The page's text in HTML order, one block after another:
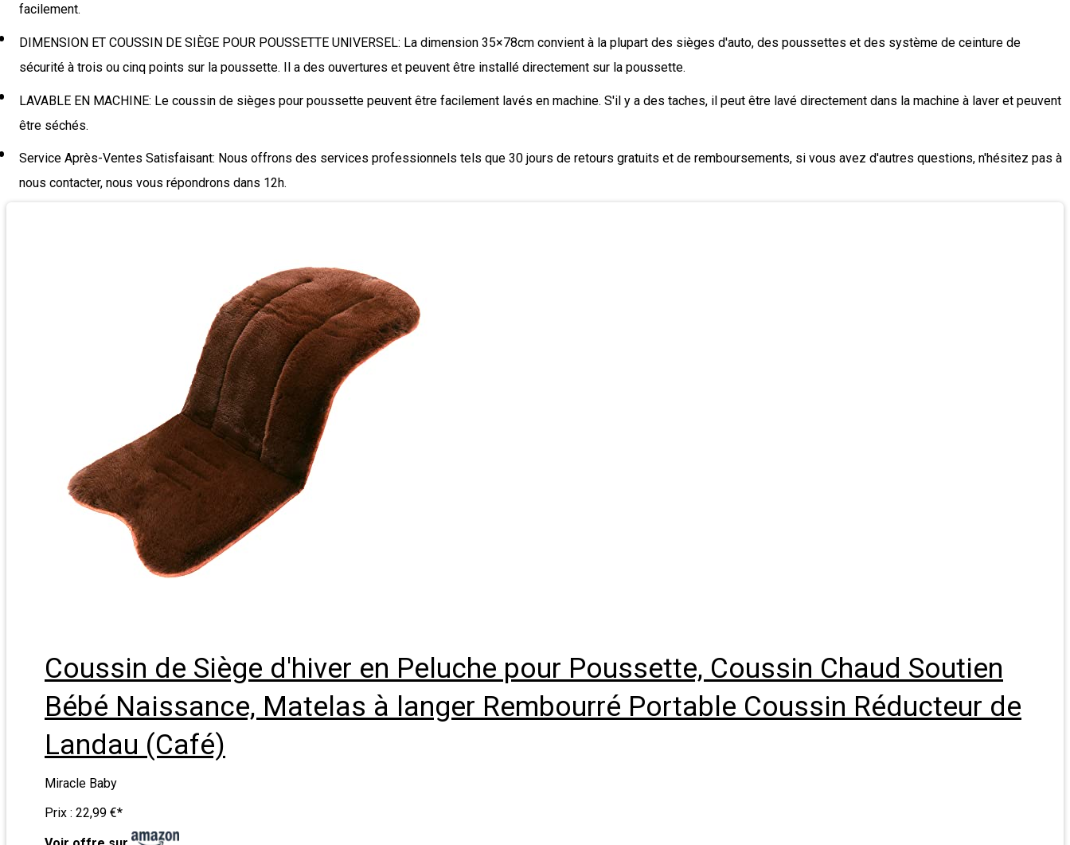
facilement.
DIMENSION ET COUSSIN DE SIÈGE POUR POUSSETTE UNIVERSEL: La dimension 35×78cm convient à la plupart des sièges d'auto, des poussettes et des système de ceinture de
sécurité à trois ou cinq points sur la poussette. Il a des ouvertures et peuvent être installé directement sur la poussette.
LAVABLE EN MACHINE: Le coussin de sièges pour poussette peuvent être facilement lavés en machine. S'il y a des taches, il peut être lavé directement dans la machine à laver et peuvent
être séchés.
Service Après-Ventes Satisfaisant: Nous offrons des services professionnels tels que 30 jours de retours gratuits et de remboursements, si vous avez d'autres questions, n'hésitez pas à
nous contacter, nous vous répondrons dans 12h.
Coussin de Siège d'hiver en Peluche pour Poussette, Coussin Chaud Soutien
Bébé Naissance, Matelas à langer Rembourré Portable Coussin Réducteur de
Landau (Café)
Miracle Baby
Prix : 22,99 €*